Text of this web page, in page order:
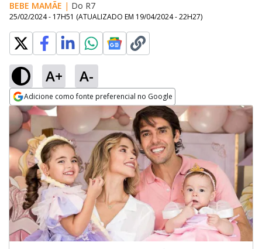
BEBE MAMÃE | Do R7
25/02/2024 - 17H51 (ATUALIZADO EM 19/04/2024 - 22H27)
A+ A-
Adicione como fonte preferencial no Google
Opens in new window